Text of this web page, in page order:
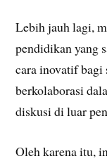
Lebih jauh lagi,
pendidikan yang
cara inovatif bagi
berkolaborasi
diskusi di luar
Oleh karena itu,